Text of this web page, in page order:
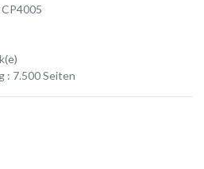
: 7.500 Seiten